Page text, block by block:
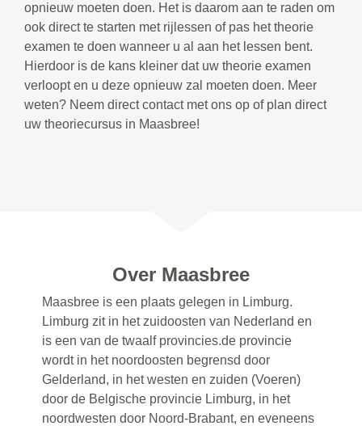
opnieuw moeten doen. Het is daarom aan te raden om
ook direct te starten met rijlessen of pas het theorie
examen te doen wanneer u al aan het lessen bent.
Hierdoor is de kans kleiner dat uw theorie examen
verloopt en u deze opnieuw zal moeten doen. Meer
weten? Neem direct contact met ons op of plan direct
uw theoriecursus in Maasbree!
Over Maasbree
Maasbree is een plaats gelegen in Limburg.
Limburg zit in het zuidoosten van Nederland en
is een van de twaalf provincies.de provincie
wordt in het noordoosten begrensd door
Gelderland, in het westen en zuiden (Voeren)
door de Belgische provincie Limburg, in het
noordwesten door Noord-Brabant, en eveneens